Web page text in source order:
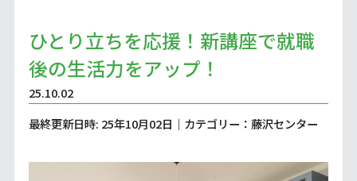
ひとり立ちを応援！新講座で就職
後の生活力をアップ！
25.10.02
最終更新日時: 25年10月02日｜カテゴリー：藤沢センター